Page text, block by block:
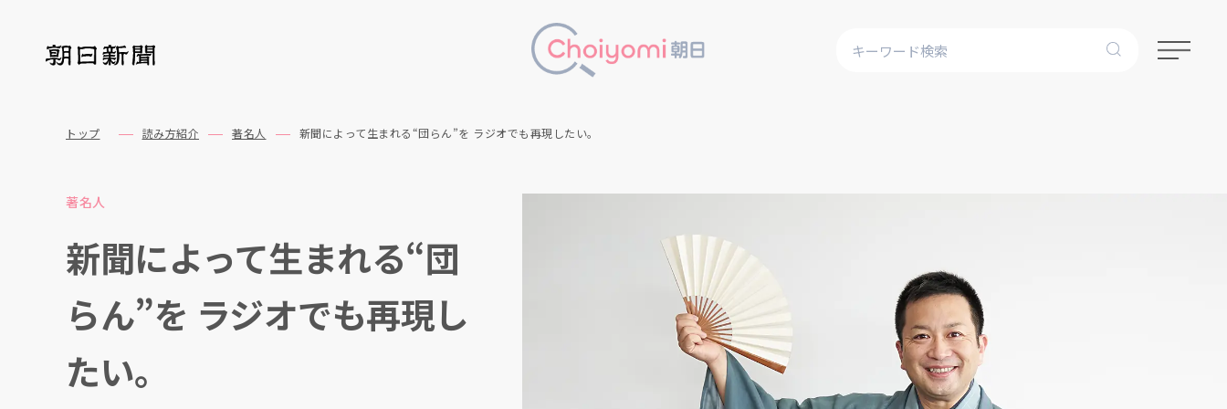
トップ 読み方紹介 著名人 新聞によって生まれる“団らん”を ラジオでも再現したい。
著名人
新聞によって生まれる“団
らん”を ラジオでも再現し
たい。